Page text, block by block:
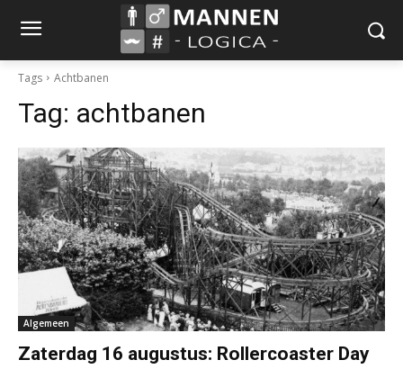
Tags Achtbanen
Tag: achtbanen
Algemeen
Zaterdag 16 augustus: Rollercoaster Day